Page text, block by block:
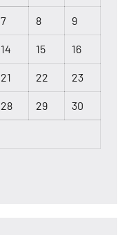
7 8 9
14 15 16
21 22 23
28 29 30